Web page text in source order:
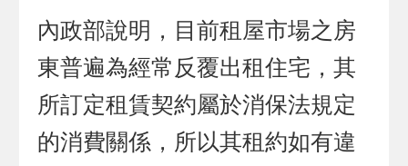
內政部說明，目前租屋市場之房
東普遍為經常反覆出租住宅，其
所訂定租賃契約屬於消保法規定
的消費關係，所以其租約如有違